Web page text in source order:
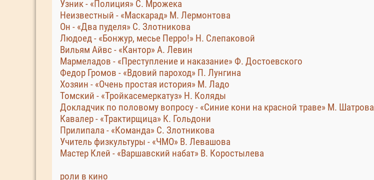
Узник - «Полиция» С. Мрожека
Неизвестный - «Маскарад» М. Лермонтова
Он - «Два пуделя» С. Злотникова
Людоед - «Бонжур, месье Перро!» Н. Слепаковой
Вильям Айвс - «Кантор» А. Левин
Мармеладов - «Преступление и наказание» Ф. Достоевского
Федор Громов - «Вдовий пароход» П. Лунгина
Хозяин - «Очень простая история» М. Ладо
Томский - «Тройкасемеркатуз» Н. Коляды
Докладчик по половому вопросу - «Синие кони на красной траве» М. Шатрова
Кавалер - «Трактирщица» К. Гольдони
Прилипала - «Команда» С. Злотникова
Учитель физкультуры - «ЧМО» В. Левашова
Мастер Клей - «Варшавский набат» В. Коростылева
роли в кино